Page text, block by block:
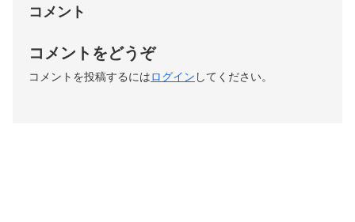
コメント
コメントをどうぞ
コメントを投稿するにはログイン してください。